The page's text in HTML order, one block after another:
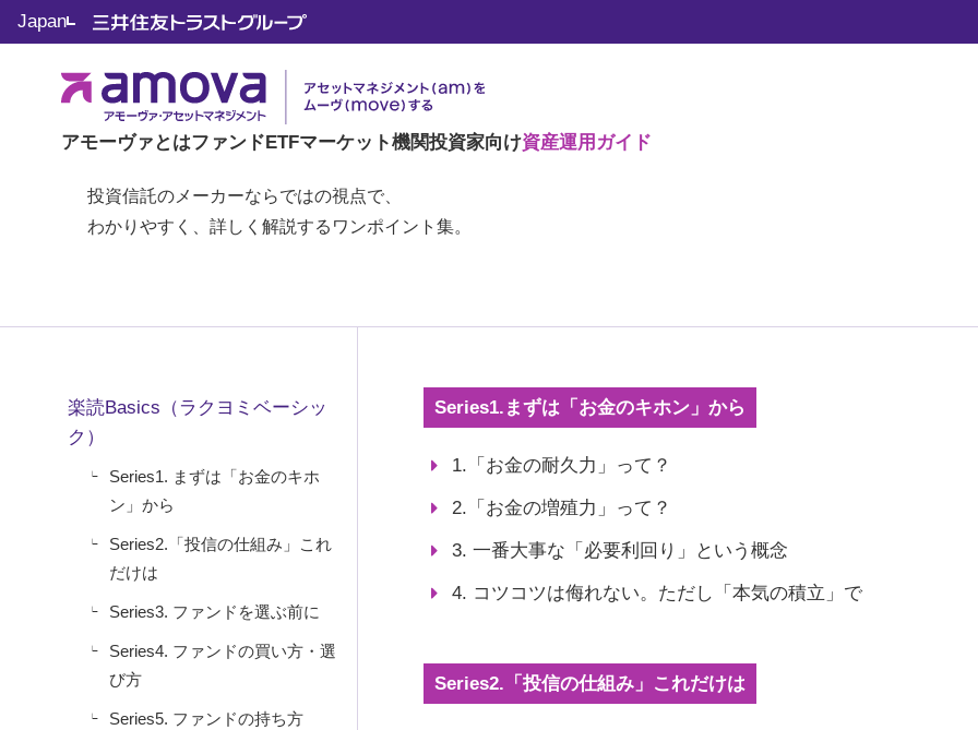
アモーヴァとはファンドETFマーケット機関投資家向け資産運用ガイド
Japan
楽読Basics（ラクヨミベーシック）
投資信託のメーカーならではの視点で、
わかりやすく、詳しく解説するワンポイント集。
楽読Basics（ラクヨミベーシッ
ク）
Series1. まずは「お金のキホ
ン」から
Series2.「投信の仕組み」これ
だけは
Series3. ファンドを選ぶ前に
Series4. ファンドの買い方・選
び方
Series5. ファンドの持ち方
Series1.まずは「お金のキホン」から
1.「お金の耐久力」って？
2.「お金の増殖力」って？
3. 一番大事な「必要利回り」という概念
4. コツコツは侮れない。ただし「本気の積立」で
Series2.「投信の仕組み」これだけは